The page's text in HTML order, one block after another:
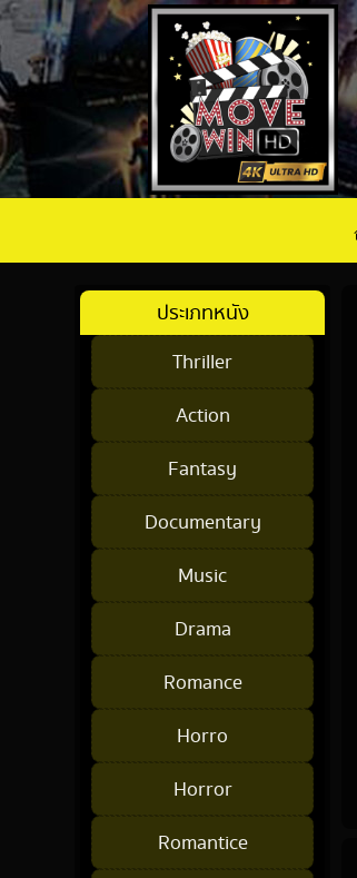
ประเภทหนัง
Thriller
Action
Fantasy
Documentary
Music
Drama
Romance
Horro
Horror
Romantice